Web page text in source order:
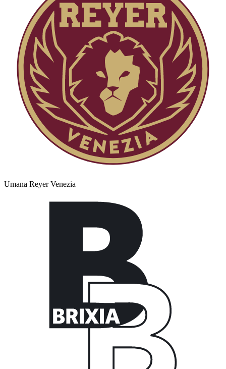
Umana Reyer Venezia